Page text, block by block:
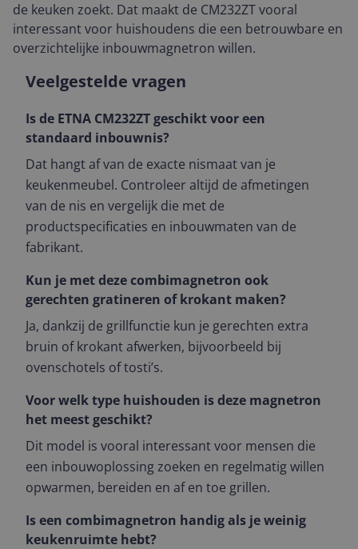
de keuken zoekt. Dat maakt de CM232ZT vooral
interessant voor huishoudens die een betrouwbare en
overzichtelijke inbouwmagnetron willen.
Veelgestelde vragen
Is de ETNA CM232ZT geschikt voor een
standaard inbouwnis?
Dat hangt af van de exacte nismaat van je
keukenmeubel. Controleer altijd de afmetingen
van de nis en vergelijk die met de
productspecificaties en inbouwmaten van de
fabrikant.
Kun je met deze combimagnetron ook
gerechten gratineren of krokant maken?
Ja, dankzij de grillfunctie kun je gerechten extra
bruin of krokant afwerken, bijvoorbeeld bij
ovenschotels of tosti’s.
Voor welk type huishouden is deze magnetron
het meest geschikt?
Dit model is vooral interessant voor mensen die
een inbouwoplossing zoeken en regelmatig willen
opwarmen, bereiden en af en toe grillen.
Is een combimagnetron handig als je weinig
keukenruimte hebt?